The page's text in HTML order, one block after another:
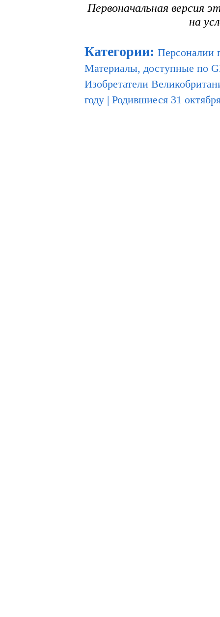
Первоначальная версия
на
Категории: Персоналии
Материалы, доступные по
Изобретатели
году | Родившиеся 31